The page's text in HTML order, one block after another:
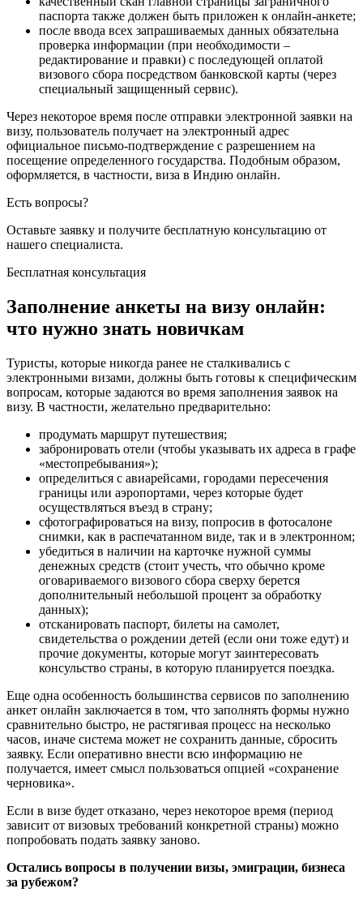
паспорта также должен быть приложен к онлайн-анкете;
после ввода всех запрашиваемых данных обязательна
проверка информации (при необходимости –
редактирование и правки) с последующей оплатой
визового сбора посредством банковской карты (через
специальный защищенный сервис).
Через некоторое время после отправки электронной заявки на
визу, пользователь получает на электронный адрес
официальное письмо-подтверждение с разрешением на
посещение определенного государства. Подобным образом,
оформляется, в частности, виза в Индию онлайн.
Есть вопросы?
Оставьте заявку и получите бесплатную консультацию от
нашего специалиста.
Бесплатная консультация
Заполнение анкеты на визу онлайн:
что нужно знать новичкам
Туристы, которые никогда ранее не сталкивались с
электронными визами, должны быть готовы к специфическим
вопросам, которые задаются во время заполнения заявок на
визу. В частности, желательно предварительно:
продумать маршрут путешествия;
забронировать отели (чтобы указывать их адреса в графе
«местопребывания»);
определиться с авиарейсами, городами пересечения
границы или аэропортами, через которые будет
осуществляться въезд в страну;
сфотографироваться на визу, попросив в фотосалоне
снимки, как в распечатанном виде, так и в электронном;
убедиться в наличии на карточке нужной суммы
денежных средств (стоит учесть, что обычно кроме
оговариваемого визового сбора сверху берется
дополнительный небольшой процент за обработку
данных);
отсканировать паспорт, билеты на самолет,
свидетельства о рождении детей (если они тоже едут) и
прочие документы, которые могут заинтересовать
консульство страны, в которую планируется поездка.
Еще одна особенность большинства сервисов по заполнению
анкет онлайн заключается в том, что заполнять формы нужно
сравнительно быстро, не растягивая процесс на несколько
часов, иначе система может не сохранить данные, сбросить
заявку. Если оперативно внести всю информацию не
получается, имеет смысл пользоваться опцией «сохранение
черновика».
Если в визе будет отказано, через некоторое время (период
зависит от визовых требований конкретной страны) можно
попробовать подать заявку заново.
Остались вопросы в получении визы, эмиграции, бизнеса
за рубежом?